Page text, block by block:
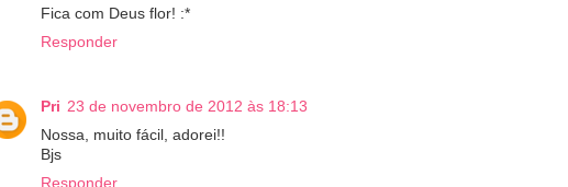
Fica com Deus flor! :*
Responder
Pri 23 de novembro de 2012 às 18:13
Nossa, muito fácil, adorei!!
Bjs
Responder